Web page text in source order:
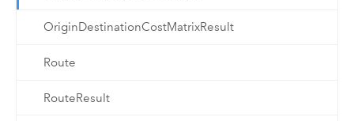
OriginDestinationCostMatrixResult
Route
RouteResult